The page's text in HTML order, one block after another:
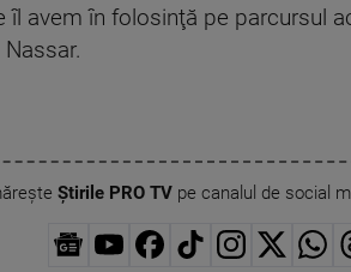
îl avem în folosinţă pe parcursul
Știrile PRO TVpe canalul de social